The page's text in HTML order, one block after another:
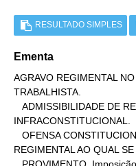
RESULTADO SIMPLES
Ementa
AGRAVO REGIMENTAL
TRABALHISTA.
INFRACONSTITUCIONAL.
REGIMENTAL AO QUAL